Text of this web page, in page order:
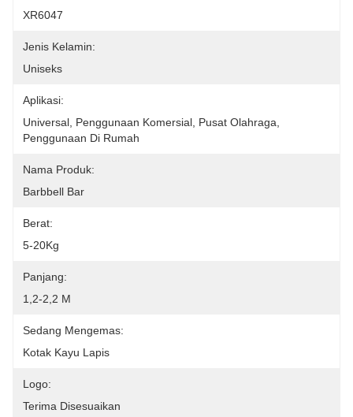
XR6047
Jenis Kelamin:
Uniseks
Aplikasi:
Universal, Penggunaan Komersial, Pusat Olahraga,
Penggunaan Di Rumah
Nama Produk:
Barbbell Bar
Berat:
5-20Kg
Panjang:
1,2-2,2 M
Sedang Mengemas:
Kotak Kayu Lapis
Logo:
Terima Disesuaikan